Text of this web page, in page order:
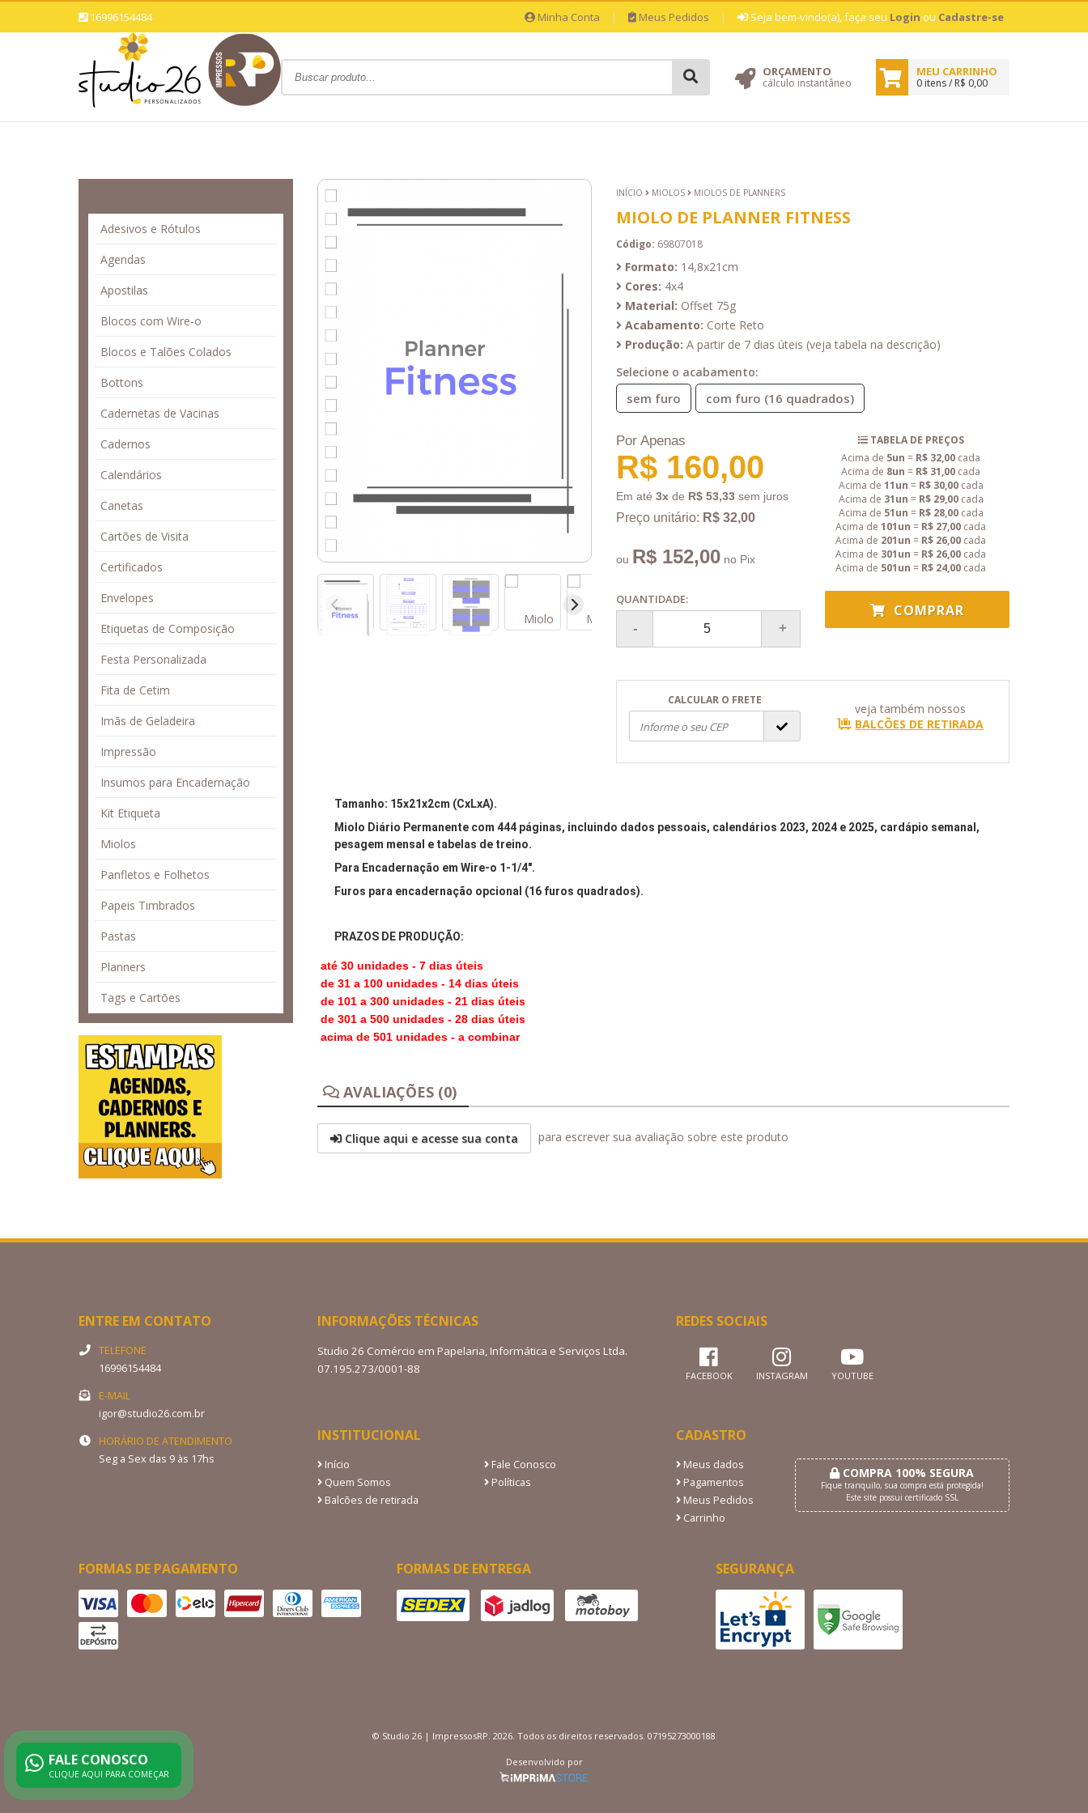
16996154484 Minha Conta | Meus Pedidos | Seja bem-vindo(a), faça seu Login ou Cadastre-se
ORÇAMENTO
cálculo instantâneo
MEU CARRINHO
0 itens / R$ 0,00
Adesivos e Rótulos
Agendas
Apostilas
Blocos com Wire-o
Blocos e Talões Colados
Bottons
Cadernetas de Vacinas
Cadernos
Calendários
Canetas
Cartões de Visita
Certificados
Envelopes
Etiquetas de Composição
Festa Personalizada
Fita de Cetim
Imãs de Geladeira
Impressão
Insumos para Encadernação
Kit Etiqueta
Miolos
Panfletos e Folhetos
Papeis Timbrados
Pastas
Planners
Tags e Cartões
INÍCIO MIOLOS MIOLOS DE PLANNERS
MIOLO DE PLANNER FITNESS
Código: 69807018
Formato: 14,8x21cm
Cores: 4x4
Material: Offset 75g
Acabamento: Corte Reto
Produção: A partir de 7 dias úteis (veja tabela na descrição)
Selecione o acabamento:
sem furo com furo (16 quadrados)
Por Apenas
R$ 160,00
Em até 3xde R$ 53,33sem juros
Preço unitário: R$ 32,00
ou R$ 152,00 no Pix
TABELA DE PREÇOS
Acima de 5un = R$ 32,00 cada
Acima de 8un = R$ 31,00 cada
Acima de 11un = R$ 30,00 cada
Acima de 31un = R$ 29,00 cada
Acima de 51un = R$ 28,00 cada
Acima de101un = R$ 27,00 cada
Acima de 201un = R$ 26,00 cada
Acima de 301un = R$ 26,00 cada
Acima de 501un = R$ 24,00 cada
QUANTIDADE:
COMPRAR
CALCULAR O FRETE
veja também nossos
BALCÕES DE RETIRADA
Tamanho: 15x21x2cm (CxLxA).
Miolo Diário Permanente com 444 páginas, incluindo dados pessoais, calendários 2023, 2024 e 2025, cardápio semanal,
pesagem mensal e tabelas de treino.
Para Encadernação em Wire-o 1-1/4".
Furos para encadernação opcional (16 furos quadrados).
PRAZOS DE PRODUÇÃO:
até 30 unidades - 7 dias úteis
de 31 a 100 unidades - 14 dias úteis
de 101 a 300 unidades - 21 dias úteis
de 301 a 500 unidades - 28 dias úteis
acima de 501 unidades - a combinar
AVALIAÇÕES (0)
Clique aqui e acesse sua conta para escrever sua avaliação sobre este produto
ENTRE EM CONTATO
TELEFONE
16996154484
E-MAIL
igor@studio26.com.br
HORÁRIO DE ATENDIMENTO
Seg a Sex das 9 às 17hs
INFORMAÇÕES TÉCNICAS
Studio 26 Comércio em Papelaria, Informática e Serviços Ltda.
07.195.273/0001-88
REDES SOCIAIS
FACEBOOK INSTAGRAM YOUTUBE
INSTITUCIONAL
Início
Fale Conosco
Quem Somos
Políticas
Balcões de retirada
CADASTRO
Meus dados
Pagamentos
Meus Pedidos
Carrinho
COMPRA 100% SEGURA
Fique tranquilo, sua compra está protegida!
Este site possui certificado SSL
FORMAS DE PAGAMENTO FORMAS DE ENTREGA SEGURANÇA
© Studio 26 | ImpressosRP. 2026. Todos os direitos reservados. 07195273000188
Desenvolvido por
FALE CONOSCO
CLIQUE AQUI PARA COMEÇAR